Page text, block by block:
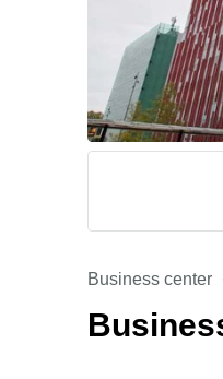
Business center